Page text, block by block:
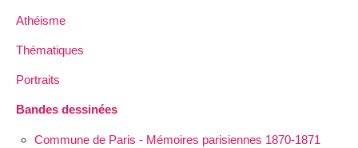
Athéisme
Thématiques
Portraits
Bandes dessinées
Commune de Paris - Mémoires parisiennes 1870-1871